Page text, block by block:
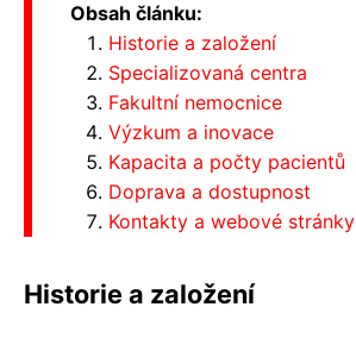
Obsah článku:
Historie a založení
Specializovaná centra
Fakultní nemocnice
Výzkum a inovace
Kapacita a počty pacientů
Doprava a dostupnost
Kontakty a webové stránky
Historie a založení